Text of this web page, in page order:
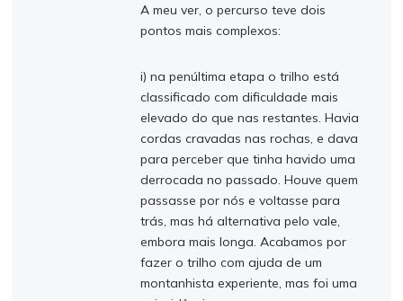
A meu ver, o percurso teve dois
pontos mais complexos:
i) na penúltima etapa o trilho está
classificado com dificuldade mais
elevado do que nas restantes. Havia
cordas cravadas nas rochas, e dava
para perceber que tinha havido uma
derrocada no passado. Houve quem
passasse por nós e voltasse para
trás, mas há alternativa pelo vale,
embora mais longa. Acabamos por
fazer o trilho com ajuda de um
montanhista experiente, mas foi uma